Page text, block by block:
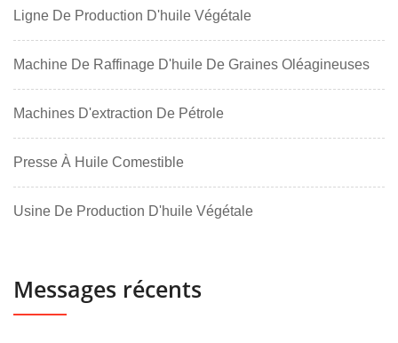
Ligne De Production D'huile Végétale
Machine De Raffinage D'huile De Graines Oléagineuses
Machines D'extraction De Pétrole
Presse À Huile Comestible
Usine De Production D'huile Végétale
Messages récents